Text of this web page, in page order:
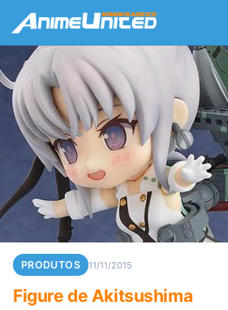
PRODUTOS 11/11/2015
Figure de Akitsushima